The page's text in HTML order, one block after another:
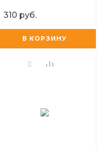
310 руб.
В КОРЗИНУ